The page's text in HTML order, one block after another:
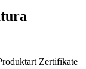
Zertifikate